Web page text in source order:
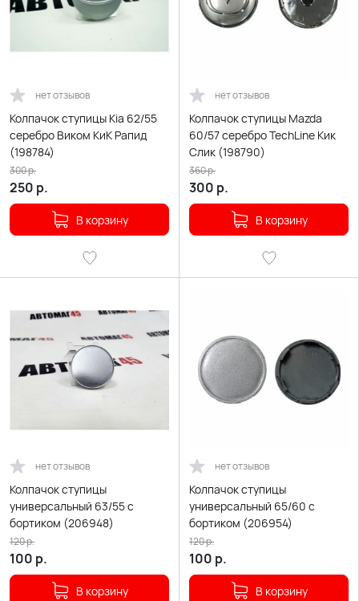
нет отзывов
Колпачок ступицы Kia 62/55
серебро Виком КиК Рапид
(198784)
250 р.
300р.
В корзину
нет отзывов
Колпачок ступицы Mazda
60/57 серебро TechLine Кик
Слик (198790)
300 р.
360р.
В корзину
нет отзывов
Колпачок ступицы
универсальный 63/55 с
бортиком (206948)
100 р.
120р.
В корзину
нет отзывов
Колпачок ступицы
универсальный 65/60 с
бортиком (206954)
100 р.
120р.
В корзину